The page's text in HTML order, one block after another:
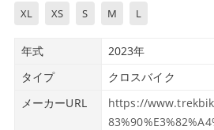
XL XS S M L
年式
2023年
タイプ
クロスバイク
メーカーURL
https://